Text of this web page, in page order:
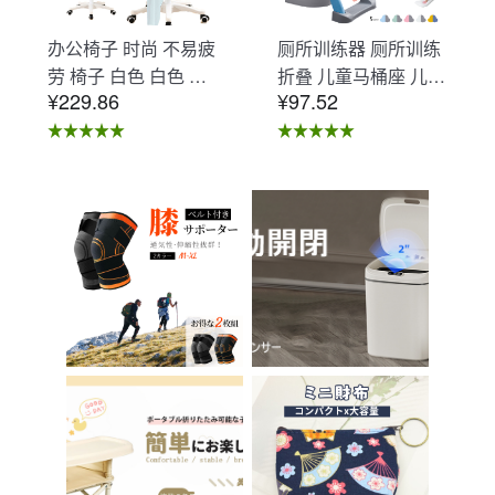
办公椅子 时尚 不易疲
劳 椅子 白色 白色 办
公椅子 不易疲劳 学习
椅 北欧 儿童 椅子 学
椅子 在家办公 Asher
Brilliant C-56
¥229.86
厕所训练器 厕所训练
折叠 儿童马桶座 儿童
马桶辅助 收纳式马桶
座 小孩马桶座 儿童厕
女孩 儿童 孩子 儿童
马桶训练 免邮 踏步器
厕所
¥97.52